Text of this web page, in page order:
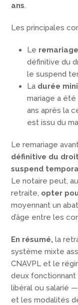
ans.
Les principales
Le
définitive du
le suspend
La durée
mariage a
ans après la
est issu du
Le remariage
définitive du
suspend
Le notaire peut,
retraite, opter
moyennant un
d’âge entre les
En résumé,la
système mixte
CNAVPL et le
deux
libéral ou salarié
et les modalités